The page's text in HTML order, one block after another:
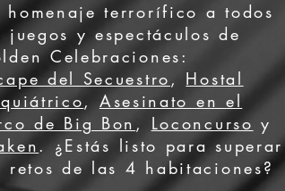
homenaje terrorífico a todos
juegos y espectáculos de
Celebraciones:
del Secuestro , Hostal
, Asesinato en el
de Big Bon , Loconcurso y
. ¿Estás listo para superar
retos de las 4 habitaciones?